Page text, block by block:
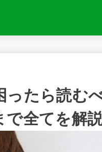
ったら読む
で全てを解